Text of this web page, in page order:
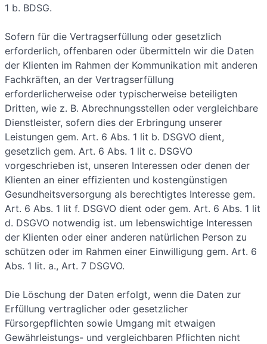
1 b. BDSG.
Sofern für die Vertragserfüllung oder gesetzlich
erforderlich, offenbaren oder übermitteln wir die Daten
der Klienten im Rahmen der Kommunikation mit anderen
Fachkräften, an der Vertragserfüllung
erforderlicherweise oder typischerweise beteiligten
Dritten, wie z. B. Abrechnungsstellen oder vergleichbare
Dienstleister, sofern dies der Erbringung unserer
Leistungen gem. Art. 6 Abs. 1 lit b. DSGVO dient,
gesetzlich gem. Art. 6 Abs. 1 lit c. DSGVO
vorgeschrieben ist, unseren Interessen oder denen der
Klienten an einer effizienten und kostengünstigen
Gesundheitsversorgung als berechtigtes Interesse gem.
Art. 6 Abs. 1 lit f. DSGVO dient oder gem. Art. 6 Abs. 1 lit
d. DSGVO notwendig ist. um lebenswichtige Interessen
der Klienten oder einer anderen natürlichen Person zu
schützen oder im Rahmen einer Einwilligung gem. Art. 6
Abs. 1 lit. a., Art. 7 DSGVO.
Die Löschung der Daten erfolgt, wenn die Daten zur
Erfüllung vertraglicher oder gesetzlicher
Fürsorgepflichten sowie Umgang mit etwaigen
Gewährleistungs- und vergleichbaren Pflichten nicht